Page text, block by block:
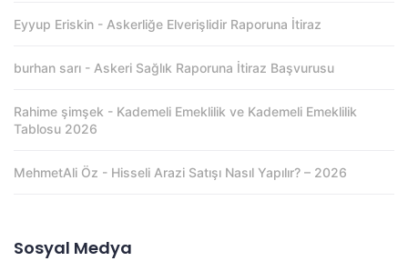
Eyyup Eriskin - Askerliğe Elverişlidir Raporuna İtiraz
burhan sarı - Askeri Sağlık Raporuna İtiraz Başvurusu
Rahime şimşek - Kademeli Emeklilik ve Kademeli Emeklilik
Tablosu 2026
MehmetAli Öz - Hisseli Arazi Satışı Nasıl Yapılır? – 2026
Sosyal Medya